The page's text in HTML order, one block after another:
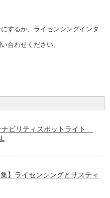
するか、ライセンシングインタ
合わせください。
ナビリティスポットライト
】ライセンシングとサスティ